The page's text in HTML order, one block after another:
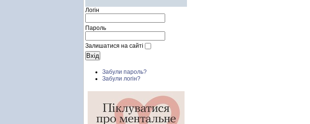
Логін
Пароль
Залишатися на сайті
Забули пароль?
Забули логін?